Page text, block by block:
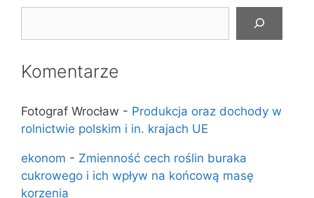
Komentarze
Fotograf Wrocław - Produkcja oraz dochody w
rolnictwie polskim i in. krajach UE
ekonom - Zmienność cech roślin buraka
cukrowego i ich wpływ na końcową masę
korzenia